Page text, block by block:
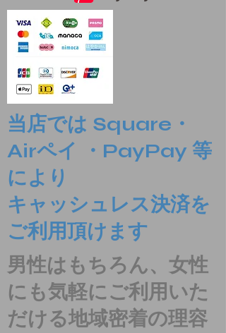
当店では Square・
Airペイ ・PayPay 等
により
​キャッシュレス決済を
ご利用頂けます
男性はもちろん、女性
にも気軽にご利用いた
だける地域密着の理容